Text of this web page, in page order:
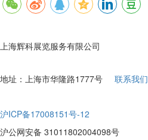
上海辉科展览服务有限公司
地址：上海市华隆路1777号 联系我们
沪ICP备17008151号-12
沪公网安备 31011802004098号